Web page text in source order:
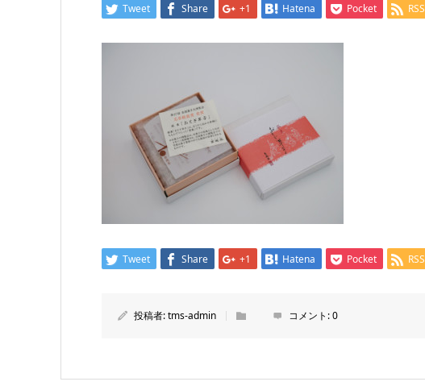
Tweet Share +1 Hatena Pocket RSS
Tweet Share +1 Hatena Pocket RSS
投稿者:tms-admin コメント:0